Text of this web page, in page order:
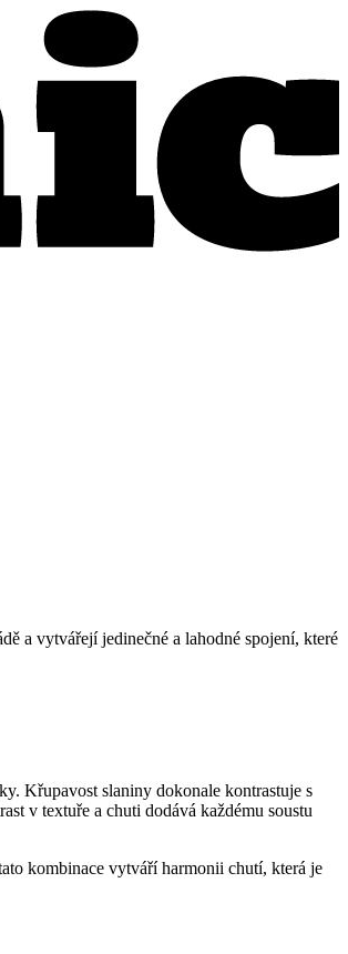
a vytvářejí jedinečné a lahodné spojení, které
Křupavost slaniny dokonale kontrastuje s
v textuře a chuti dodává každému soustu
kombinace vytváří harmonii chutí, která je